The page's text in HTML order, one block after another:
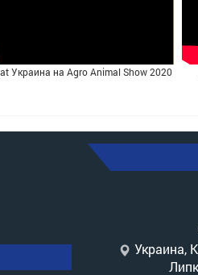
Украина на Agro Animal Show 2020
Украина,